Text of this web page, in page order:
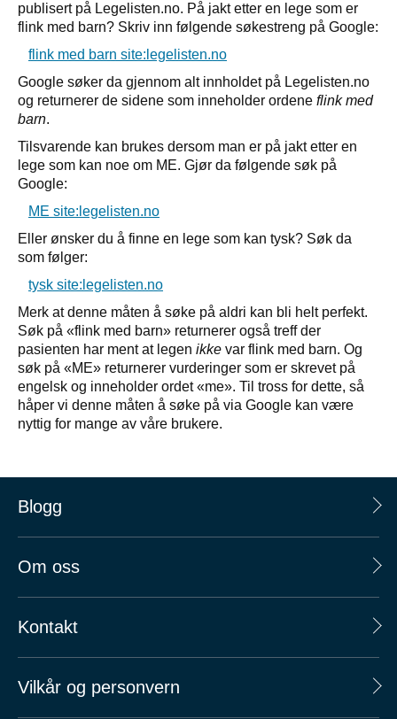
publisert på Legelisten.no. På jakt etter en lege som er
flink med barn? Skriv inn følgende søkestreng på Google:
flink med barn site:legelisten.no
Google søker da gjennom alt innholdet på Legelisten.no
og returnerer de sidene som inneholder ordene flink med
barn.
Tilsvarende kan brukes dersom man er på jakt etter en
lege som kan noe om ME. Gjør da følgende søk på
Google:
ME site:legelisten.no
Eller ønsker du å finne en lege som kan tysk? Søk da
som følger:
tysk site:legelisten.no
Merk at denne måten å søke på aldri kan bli helt perfekt.
Søk på «flink med barn» returnerer også treff der
pasienten har ment at legen ikke var flink med barn. Og
søk på «ME» returnerer vurderinger som er skrevet på
engelsk og inneholder ordet «me». Til tross for dette, så
håper vi denne måten å søke på via Google kan være
nyttig for mange av våre brukere.
Blogg
Om oss
Kontakt
Vilkår og personvern